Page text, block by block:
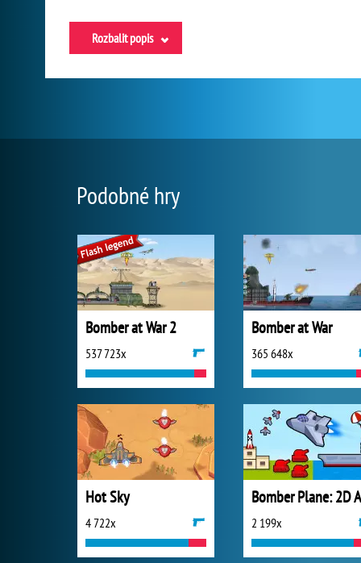
Rozbalit popis
Podobné hry
Bomber at War 2
537 723x
Bomber at War
365 648x
Hot Sky
4 722x 2 199x